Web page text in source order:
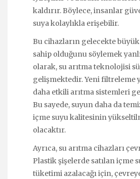
kaldırır. Böylece, insanlar
suya kolaylıkla erişebilir.
Bu cihazların gelecekte
sahip olduğunu söylemek
olarak, su arıtma teknolojisi
gelişmektedir. Yeni filtreleme
daha etkili arıtma sistemleri
Bu sayede, suyun daha da
içme suyu kalitesinin
olacaktır.
Ayrıca, su arıtma cihazları
Plastik şişelerde satılan içme
tüketimi azalacağı için,